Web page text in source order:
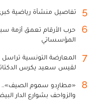
5 تفاصيل منشأة رياضية كبرى
6
حرب الأرقام تعمق أزمة
المؤسساتي
7
المعارضة التونسية
لقيس سعيد يكرس
8
«مطارِدو سموم الصيف»..
والزواحف بشوارع الدار